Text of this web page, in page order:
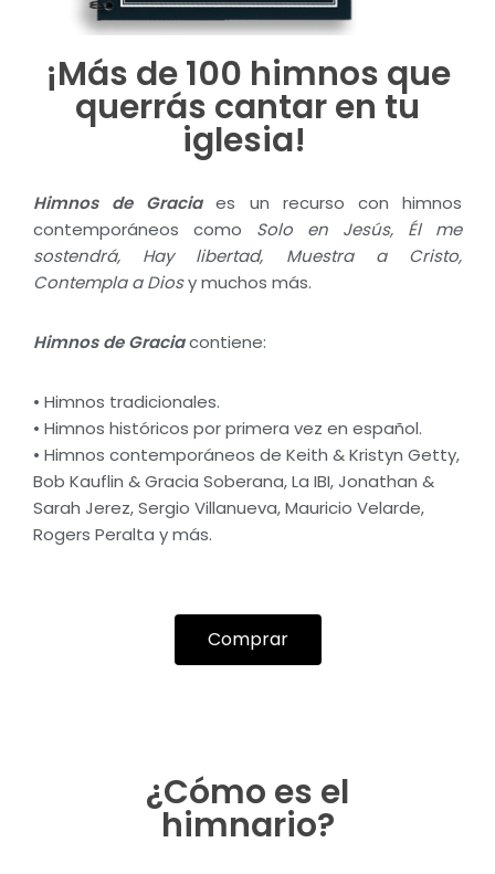
¡Más de 100 himnos que
querrás cantar en tu
iglesia! ​
Himnos de Graciaes un recurso con himnos
contemporáneos como Solo en Jesús, Él me
sostendrá, Hay libertad, Muestra a Cristo,
Contempla a Diosy muchos más.
Himnos de Graciacontiene:
• Himnos tradicionales.
• Himnos históricos por primera vez en español.
• Himnos contemporáneos de Keith & Kristyn Getty,
Bob Kauflin & Gracia Soberana, La IBI, Jonathan &
Sarah Jerez, Sergio Villanueva, Mauricio Velarde,
Rogers Peralta y más.
Comprar
¿Cómo es el
himnario?